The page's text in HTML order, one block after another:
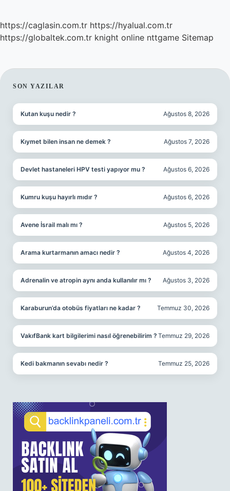
https://caglasin.com.tr https://hyalual.com.tr
https://globaltek.com.tr knight online nttgame Sitemap
SIDEBAR
SON YAZILAR
Kutan kuşu nedir ? Ağustos 8, 2026
Kıymet bilen insan ne demek ? Ağustos 7, 2026
Devlet hastaneleri HPV testi yapıyor mu ? Ağustos 6, 2026
Kumru kuşu hayırlı mıdır ? Ağustos 6, 2026
Avene İsrail malı mı ? Ağustos 5, 2026
Arama kurtarmanın amacı nedir ? Ağustos 4, 2026
Adrenalin ve atropin aynı anda kullanılır mı ? Ağustos 3, 2026
Karaburun’da otobüs fiyatları ne kadar ? Temmuz 30, 2026
VakıfBank kart bilgilerimi nasıl öğrenebilirim ? Temmuz 29, 2026
Kedi bakmanın sevabı nedir ? Temmuz 25, 2026